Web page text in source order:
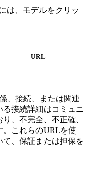
は、モデルをクリッ
URL
、接続、または関連
接続詳細はコミュニ
、不完全、不正確、
。これらのURLを使
、保証または担保を